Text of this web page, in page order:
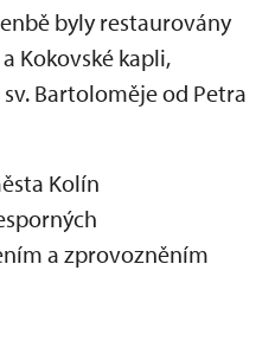
byly restaurovány
Kokovské kapli,
Bartoloměje od Petra
Kolín
a zprovozněním